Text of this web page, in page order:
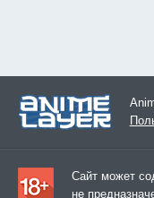
Сайт может
не